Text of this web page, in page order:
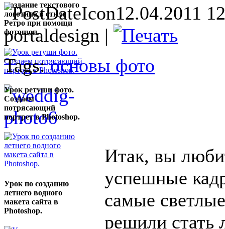
Создание текстового
логотипа в стиле
Ретро при помощи
фотошоп.
Урок ретуши фото.
Создаем
потрясающий
портрет в Photoshop.
Урок по созданию
летнего водного
макета сайта в
Photoshop.
12.04.2011
portaldesign |
Tags:основы фото
Итак, вы
успешные
самые
решили стать